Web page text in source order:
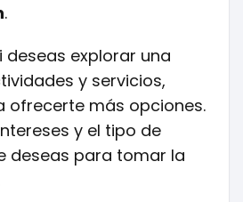
.
deseas explorar una
y servicios,
ofrecerte más opciones.
y el tipo de
deseas para tomar la